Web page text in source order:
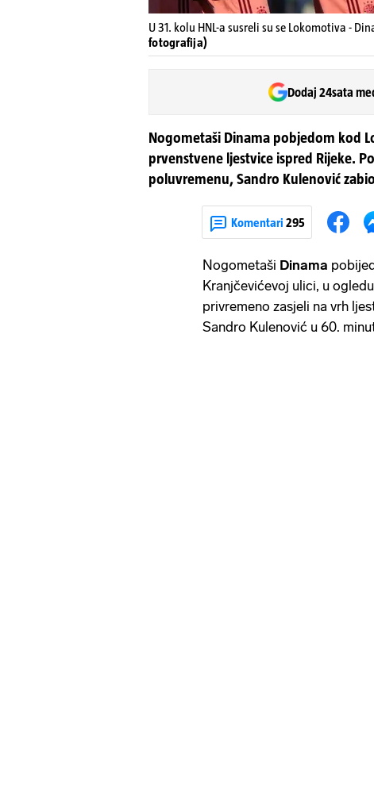
U 31. kolu HNL-a susreli su se Lokomotiva -
fotografija)
Dodaj 24sata
Nogometaši Dinama pobjedom kod
prvenstvene ljestvice ispred Rijeke.
poluvremenu, Sandro Kulenović
Komentari 295
Nogometaši Dinama
Kranjčevićevoj ulici, u
privremeno zasjeli na vrh
Sandro Kulenović u 60.